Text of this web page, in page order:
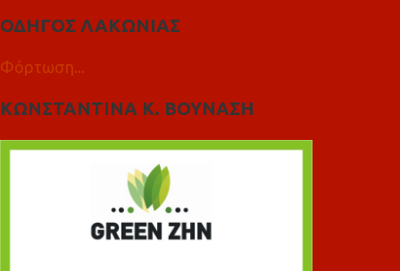
ΟΔΗΓΟΣ ΛΑΚΩΝΙΑΣ
Φόρτωση...
ΚΩΝΣΤΑΝΤΙΝΑ Κ. ΒΟΥΝΑΣΗ